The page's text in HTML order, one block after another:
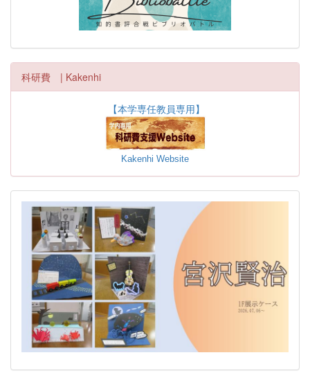
科研費 | Kakenhi
【本学専任教員専用】
Kakenhi Website